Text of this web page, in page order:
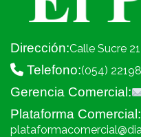
Dirección:Calle Sucre
Telefono:(054)
Gerencia Comercial:
Plataforma Comercial: